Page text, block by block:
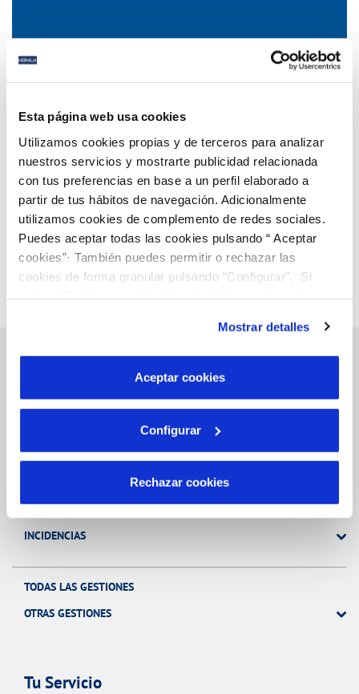
Esta página web usa cookies
Utilizamos cookies propias y de terceros para analizar
nuestros servicios y mostrarte publicidad relacionada
con tus preferencias en base a un perfil elaborado a
partir de tus hábitos de navegación. Adicionalmente
utilizamos cookies de complemento de redes sociales.
Puedes aceptar todas las cookies pulsando “ Aceptar
cookies”· También puedes permitir o rechazar las
cookies de forma granular pulsando “Configurar”. Si
son indispensables para que el sitio web funcione y que
por tanto no se pueden desactivar. Puedes consultar
más información en nuestraPolítica de Cookies
Mostrar detalles
Aceptar cookies
Configurar
Rechazar cookies
San Fernando adopta medidas urgentes de ahorro
Página 26 de 112
Anterior Siguiente
Gestiones Online
FACTURAS, PAGOS Y CONSUMOS
MODIFICACIÓN DE DATOS
INCIDENCIAS
TODAS LAS GESTIONES
OTRAS GESTIONES
Tu Servicio